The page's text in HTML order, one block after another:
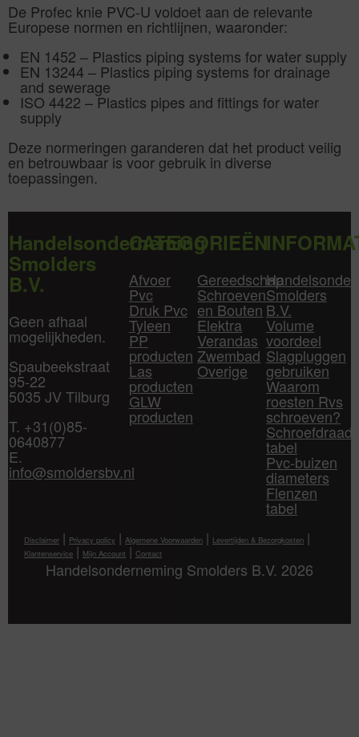
De Profec knie PVC-U voldoet aan de relevante
Europese normen en richtlijnen, waaronder:
EN 1452 – Plastics piping systems for water supply
EN 13244 – Plastics piping systems for drainage
and sewerage
ISO 4422 – Plastics pipes and fittings for water
supply
Deze normeringen garanderen dat het product veilig
en betrouwbaar is voor gebruik in diverse
toepassingen.
Handelsonderneming
Smolders
B.V.
Geen afhaal
mogelijkheden.
Spaubeekstraat
95-22
5035 JV Tilburg
T. +31(0)85-
0640877
E.
info@smoldersbv.nl
CATEGORIEËN
Afvoer
Pvc
Druk Pvc
Tyleen
PP
producten
Las
producten
GLW
producten
Gereedschap
Schroeven
en Bouten
Elektra
Verandas
Zwembad
Overige
Smolders
B.V.
Volume
voordeel
Slagpluggen
gebruiken
Waarom
roesten Rvs
schroeven?
Schroefdraad
tabel
Pvc-buizen
diameters
Flenzen
tabel
Disclaimer | Privacy policy | Algemene Voorwaarden | Levertijden & Bezorgkosten |
Klantenservice | Mijn Account | Contact
Handelsonderneming Smolders B.V. 2026